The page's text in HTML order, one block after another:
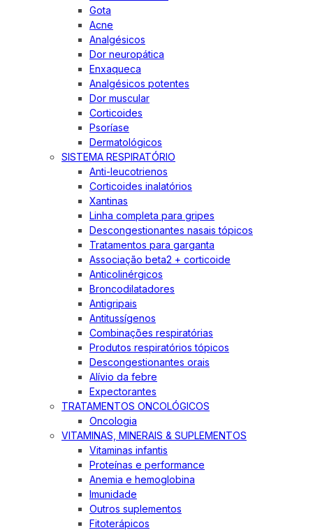
Gota
Acne
Analgésicos
Dor neuropática
Enxaqueca
Analgésicos potentes
Dor muscular
Corticoides
Psoríase
Dermatológicos
SISTEMA RESPIRATÓRIO
Anti-leucotrienos
Corticoides inalatórios
Xantinas
Linha completa para gripes
Descongestionantes nasais tópicos
Tratamentos para garganta
Associação beta2 + corticoide
Anticolinérgicos
Broncodilatadores
Antigripais
Antitussígenos
Combinações respiratórias
Produtos respiratórios tópicos
Descongestionantes orais
Alívio da febre
Expectorantes
TRATAMENTOS ONCOLÓGICOS
Oncologia
VITAMINAS, MINERAIS & SUPLEMENTOS
Vitaminas infantis
Proteínas e performance
Anemia e hemoglobina
Imunidade
Outros suplementos
Fitoterápicos